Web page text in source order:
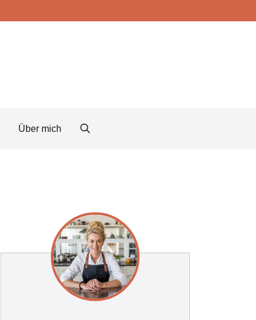
Über mich